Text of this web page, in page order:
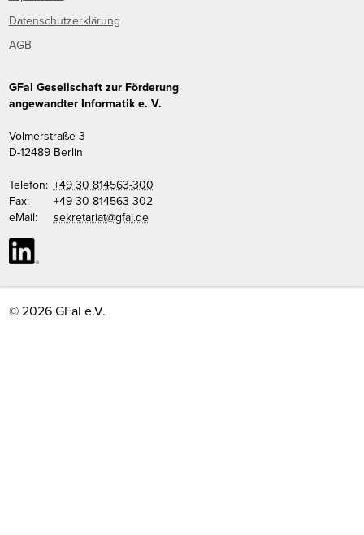
Datenschutzerklärung
AGB
GFaI Gesellschaft zur Förderung
angewandter Informatik e. V.
Volmerstraße 3
D-12489 Berlin
Telefon: +49 30 814563-300
Fax:
+49 30 814563-302
eMail:
sekretariat@gfai.de
© 2026 GFaI e.V.